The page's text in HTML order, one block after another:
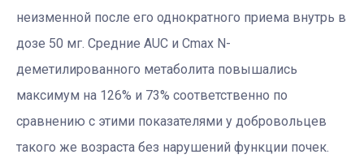
неизменной после его однократного приема внутрь в
дозе 50 мг. Средние AUC и Cmax N-
деметилированного метаболита повышались
максимум на 126% и 73% соответственно по
сравнению с этими показателями у добровольцев
такого же возраста без нарушений функции почек.